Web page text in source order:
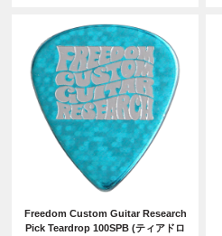
Freedom Custom Guitar Research
Pick Teardrop 100SPB (ティアドロ